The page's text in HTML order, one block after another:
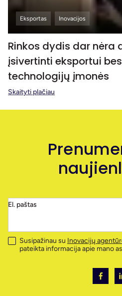
Eksportas Inovacijos
Rinkos dydis dar nėra
įsivertinti eksportui
technologijų įmonės
Skaityti plačiau
El. paštas
Susipažinau su Inovacijų
pateikta informacija apie mano